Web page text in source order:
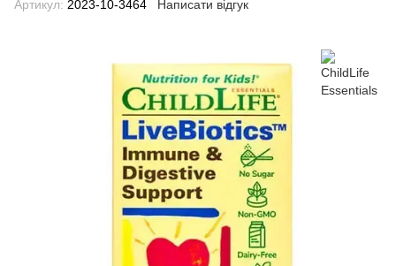
Артикул: 2023-10-3464 Написати відгук